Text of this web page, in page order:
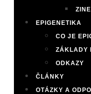
EPIGENETIKA
CO JE
ZÁKLADY
ODKAZY
ČLÁNKY
OTÁZKY A